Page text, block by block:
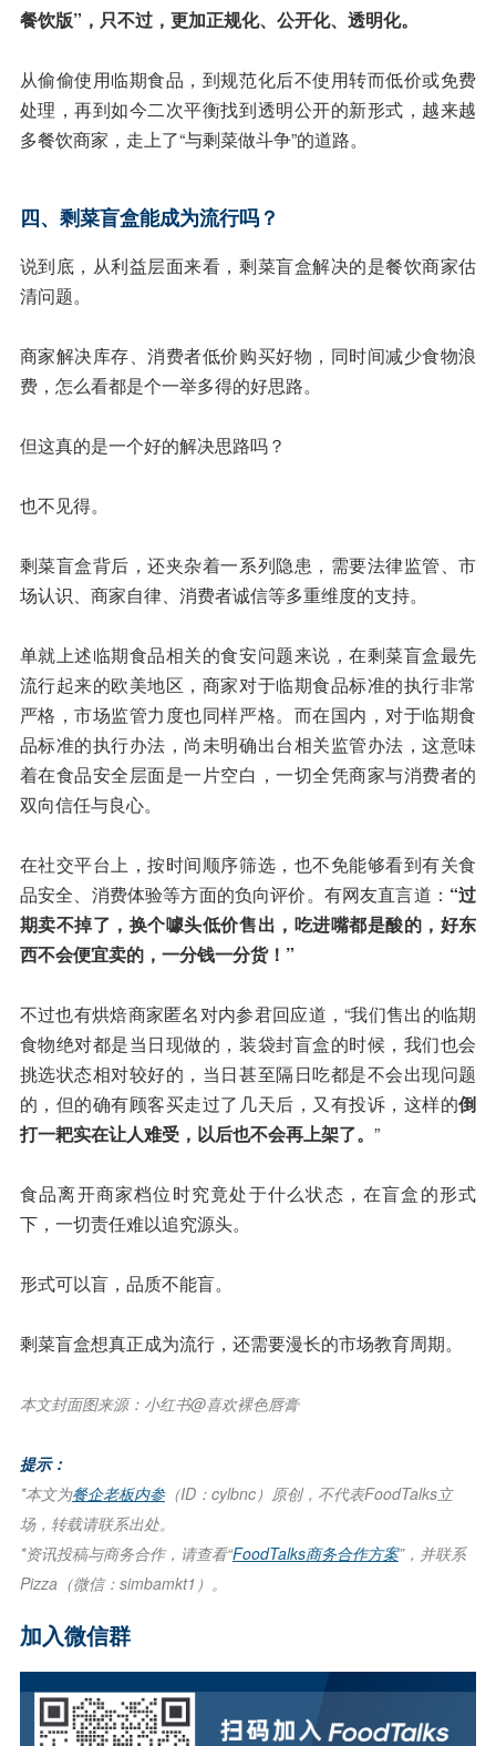
餐饮版”，只不过，更加正规化、公开化、透明化。
从偷偷使用临期食品，到规范化后不使用转而低价或免费
处理，再到如今二次平衡找到透明公开的新形式，越来越
多餐饮商家，走上了“与剩菜做斗争”的道路。
四、剩菜盲盒能成为流行吗？
说到底，从利益层面来看，剩菜盲盒解决的是餐饮商家估
清问题。
商家解决库存、消费者低价购买好物，同时间减少食物浪
费，怎么看都是个一举多得的好思路。
但这真的是一个好的解决思路吗？
也不见得。
剩菜盲盒背后，还夹杂着一系列隐患，需要法律监管、市
场认识、商家自律、消费者诚信等多重维度的支持。
单就上述临期食品相关的食安问题来说，在剩菜盲盒最先
流行起来的欧美地区，商家对于临期食品标准的执行非常
严格，市场监管力度也同样严格。而在国内，对于临期食
品标准的执行办法，尚未明确出台相关监管办法，这意味
着在食品安全层面是一片空白，一切全凭商家与消费者的
双向信任与良心。
在社交平台上，按时间顺序筛选，也不免能够看到有关食
品安全、消费体验等方面的负向评价。有网友直言道： “过
期卖不掉了，换个噱头低价售出，吃进嘴都是酸的，好东
西不会便宜卖的，一分钱一分货！”
不过也有烘焙商家匿名对内参君回应道，“我们售出的临期
食物绝对都是当日现做的，装袋封盲盒的时候，我们也会
挑选状态相对较好的，当日甚至隔日吃都是不会出现问题
的，但的确有顾客买走过了几天后，又有投诉，这样的倒
打一耙实在让人难受，以后也不会再上架了。 ”
食品离开商家档位时究竟处于什么状态，在盲盒的形式
下，一切责任难以追究源头。
形式可以盲，品质不能盲。
剩菜盲盒想真正成为流行，还需要漫长的市场教育周期。
本文封面图来源：小红书@喜欢裸色唇膏
提示：
*本文为餐企老板内参（ID：cylbnc）原创，不代表FoodTalks立
场，转载请联系出处。
*资讯投稿与商务合作，请查看“FoodTalks商务合作方案”，并联系
Pizza（微信：simbamkt1）。
加入微信群